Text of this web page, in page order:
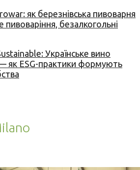
як березнівська пивоварня
безалкогольні
Українське вино
як ESG-практики формують